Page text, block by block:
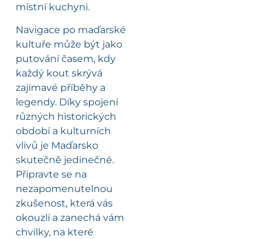
místní kuchyni.
Navigace po maďarské
kultuře může být jako
putování časem, kdy
každý kout skrývá
zajímavé příběhy a
legendy. Díky spojení
různých historických
období a kulturních
vlivů je Maďarsko
skutečně jedinečné.
Připravte se na
nezapomenutelnou
zkušenost, která vás
okouzlí a zanechá vám
chvilky, na které